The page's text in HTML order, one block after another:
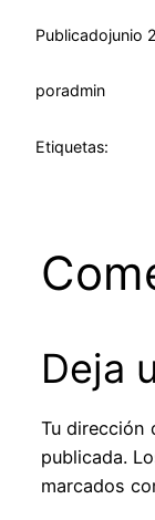
Publicadojunio
poradmin
Etiquetas:
Deja
Tu dirección
publicada.
marcados